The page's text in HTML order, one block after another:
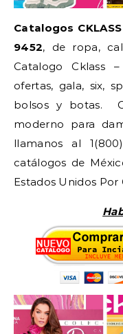
Catalogos
9452, de ropa,
Catalogo Cklass
ofertas, gala, six,
bolsos y botas.
moderno para
llamanos al
catálogos de
Estados Unidos Por